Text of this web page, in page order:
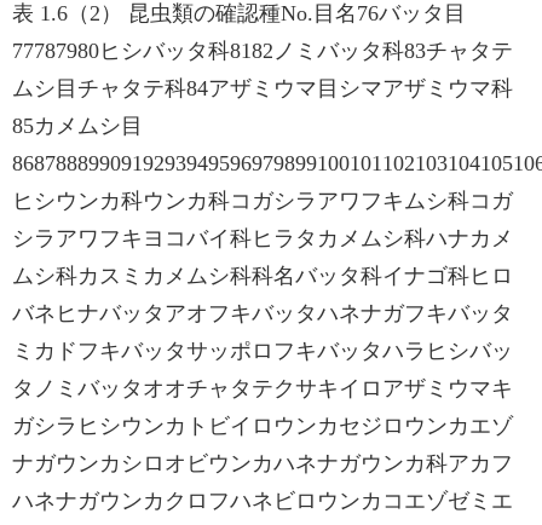
表 1.6（2） 昆虫類の確認種No.目名76バッタ目
77787980ヒシバッタ科8182ノミバッタ科83チャタテ
ムシ目チャタテ科84アザミウマ目シマアザミウマ科
85カメムシ目
ヒシウンカ科ウンカ科コガシラアワフキムシ科コガ
シラアワフキヨコバイ科ヒラタカメムシ科ハナカメ
ムシ科カスミカメムシ科科名バッタ科イナゴ科ヒロ
バネヒナバッタアオフキバッタハネナガフキバッタ
ミカドフキバッタサッポロフキバッタハラヒシバッ
タノミバッタオオチャタテクサキイロアザミウマキ
ガシラヒシウンカトビイロウンカセジロウンカエゾ
ナガウンカシロオビウンカハネナガウンカ科アカフ
ハネナガウンカクロフハネビロウンカコエゾゼミエ